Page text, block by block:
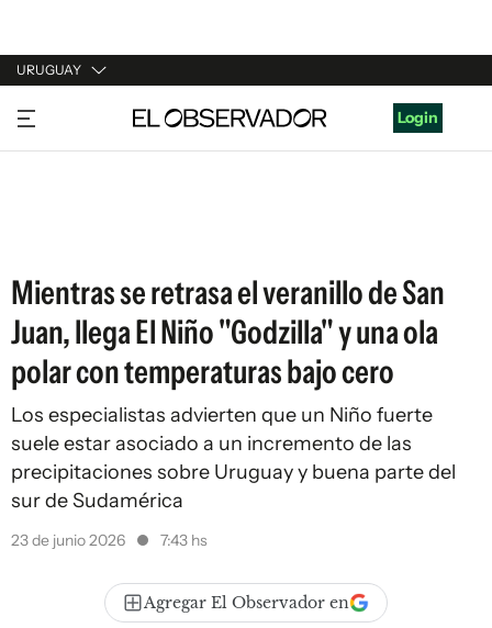
URUGUAY
URUGUAY
ARGENTINA
Login
Mientras se retrasa el veranillo de San
Juan, llega El Niño "Godzilla" y una ola
polar con temperaturas bajo cero
Los especialistas advierten que un Niño fuerte
suele estar asociado a un incremento de las
precipitaciones sobre Uruguay y buena parte del
sur de Sudamérica
23 de junio 2026 7:43 hs
Agregar El Observador en